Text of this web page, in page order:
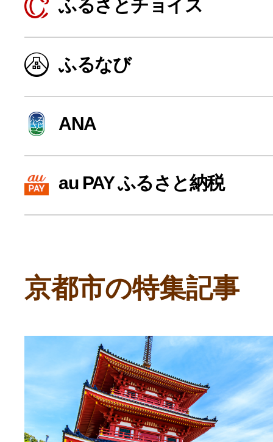
よく見られている返礼品
ふるさと納税徹底比較
寄付上限額シミュレーション
副業・パラレルワーカー
個人事業主・フリーラン
個人事業・フリーランス
ふるさとチョイス
ふるなび
ANA
au PAY ふるさと納税
京都市の特集記事